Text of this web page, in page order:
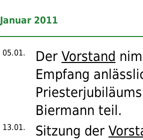
Januar 2011
05.01. Der Vorstand
Empfang
Biermann teil.
13.01. Sitzung der